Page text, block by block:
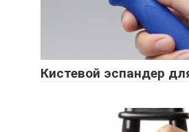
Кистевой эспандер